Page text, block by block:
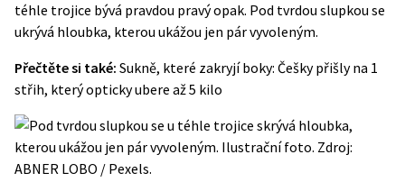
téhle trojice bývá pravdou pravý opak. Pod tvrdou slupkou se
ukrývá hloubka, kterou ukážou jen pár vyvoleným.
Přečtěte si také: Sukně, které zakryjí boky: Češky přišly na 1
střih, který opticky ubere až 5 kilo